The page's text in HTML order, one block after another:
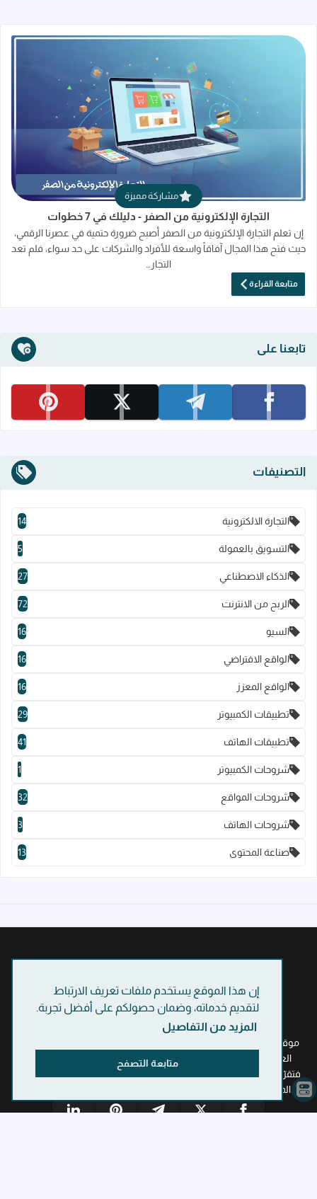
إن هذا الموقع يستخدم ملفات تعريف الارتباط
لتقديم خدماته، وضمان حصولكم على أفضل تجربة.
المزيد من التفاصيل
متابعة التصفح
قراءة المزيد عن التجارة الإلكترونية من
مشاركة مميزة
التجارة الإلكترونية من الصفر - دليلك في 7 خطوات
إن تعلم التجارة الإلكترونية من الصفر أصبح ضرورة حتمية في عصرنا الرقمي،
حيث فتح هذا المجال آفاقاً واسعة للأفراد والشركات على حد سواء، فلم تعد
التجار…
متابعة القراءة
تابعنا على
تابعنا على facebook تابعنا على telegram تابعنا على x تابعنا على pinterest
التصنيفات
التجارة الالكترونية 14
التسويق بالعمولة 5
الذكاء الاصطناعي 27
الربح من الانترنت 72
السيو 16
الواقع الافتراضي 16
الواقع المعزز 16
تطبيقات الكمبيوتر 29
تطبيقات الهاتف 41
شروحات الكمبيوتر 1
شروحات المواقع 32
شروحات الهاتف 3
صناعة المحتوى 13
موقع
العبارة، مدوّنة تُصاغ مقالاتها كصفحات هادئة وسط زحام الشاشات
فتقرّب التقنية من القارئ وتقيم جسراً بين أدوات العصر وروح اللغة وتمنح
المحتوى التقني ملامح إنسانية تحفظ للمعرفة أناقتها وللزمن قيمته.